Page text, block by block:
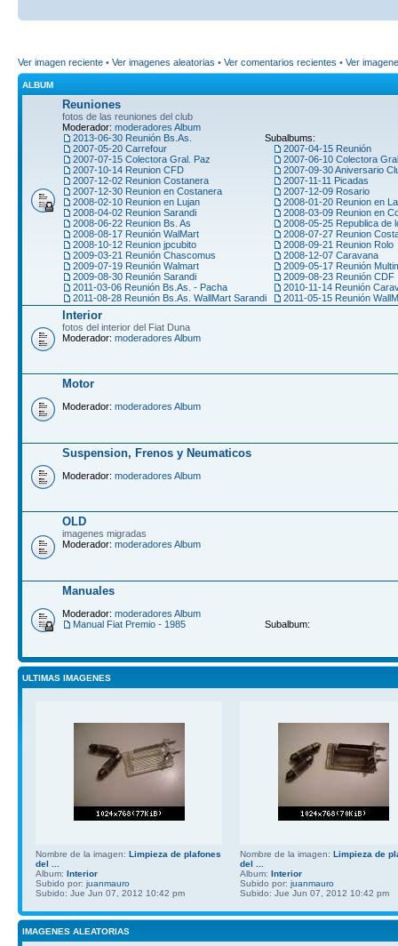
Ver imagen reciente • Ver imagenes aleatorias • Ver comentarios recientes • Ver
ALBUM
Reuniones
fotos de las reuniones del club
Moderador: moderadores Album
Subalbums:
2013-06-30 Reunión Bs.As.
2007-04-15 Reunión
2007-05-20 Carrefour
2007-06-10 Colectora
2007-07-15 Colectora Gral. Paz
2007-09-30 Aniversario
2007-10-14 Reunion CFD
2007-11-11 Picadas
2007-12-02 Reunion Costanera
2007-12-09 Rosario
2007-12-30 Reunion en Costanera
2008-01-20 Reunion en
2008-02-10 Reunion en Lujan
2008-03-09 Reunion en
2008-04-02 Reunion Sarandi
2008-05-25 Republica de
2008-06-22 Reunion Bs. As
2008-07-27 Reunion
2008-08-17 Reunión WalMart
2008-09-21 Reunion Rolo
2008-10-12 Reunion jpcubito
2008-12-07 Caravana
2009-03-21 Reunión Chascomus
2009-05-17 Reunión
2009-07-19 Reunión Walmart
2009-08-23 Reunión CDF
2009-08-30 Reunión Sarandi
2010-11-14 Reunión
2011-03-06 Reunión Bs.As. - Pacha
2011-05-15 Reunión
2011-08-28 Reunión Bs.As. WallMart Sarandi
Interior
fotos del interior del Fiat Duna
Moderador: moderadores Album
Motor
Moderador: moderadores Album
Suspension, Frenos y Neumaticos
Moderador: moderadores Album
OLD
imagenes migradas
Moderador: moderadores Album
Manuales
Moderador: moderadores Album
Subalbum:
Manual Fiat Premio - 1985
ULTIMAS IMAGENES
Nombre de la imagen: Limpieza de plafones
del ...
Album: Interior
Subido por: juanmauro
Subido: Jue Jun 07, 2012 10:42 pm
Nombre de la imagen: Limpieza de
del ...
Album: Interior
Subido por: juanmauro
Subido: Jue Jun 07, 2012 10:42 pm
IMAGENES ALEATORIAS